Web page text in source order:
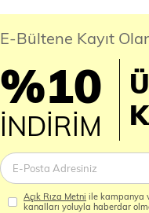
E-Bültene Kayıt
%10
İNDİRİM
Açık Rıza Metni ile kampanya
kanalları yoluyla haberdar